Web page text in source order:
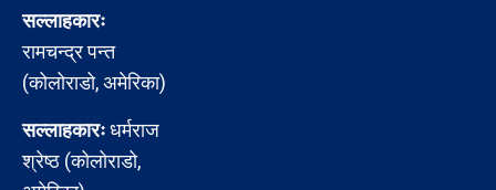
सल्लाहकारः
रामचन्द्र पन्त
(कोलोराडो, अमेरिका)
सल्लाहकारःधर्मराज
श्रेष्ठ (कोलोराडो,